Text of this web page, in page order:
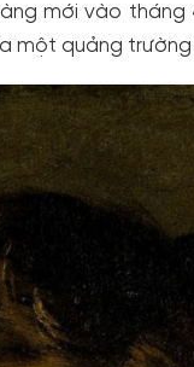
mới vào tháng
một quảng